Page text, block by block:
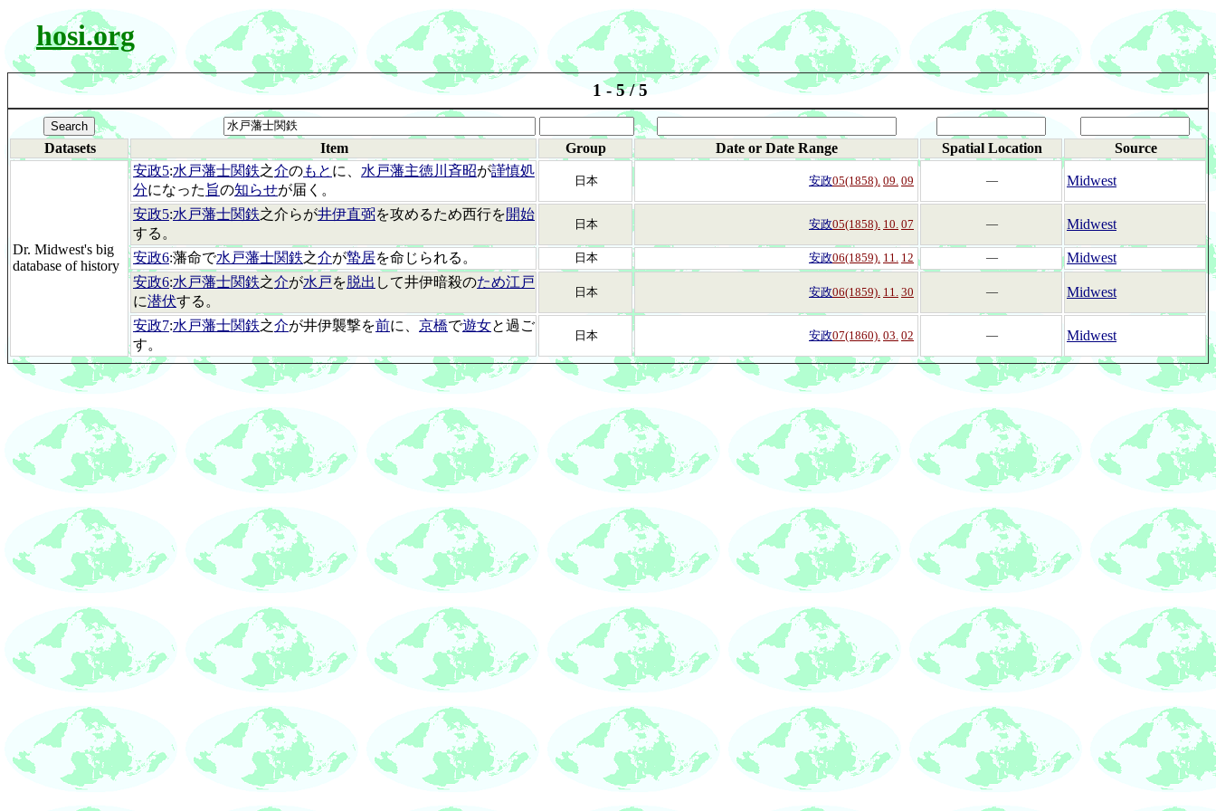
hosi.org
1 - 5 / 5
Datasets Item Group Date or Date Range Spatial Location Source
Dr. Midwest's big
database of history
安政5:水戸藩士関鉄之介のもと に、 水戸藩主徳川斉昭が謹慎処
分になった 旨の知らせが届く。
日本 安政05(1858). 09. 09 ― Midwest
安政5:水戸藩士関鉄之介らが井伊直弼を攻めるため西行を開始
する。
日本 安政05(1858). 10. 07 ― Midwest
安政6:藩命で水戸藩士関鉄之介が蟄居を命じられる。 日本 安政06(1859). 11. 12 ―
Midwest
安政6:水戸藩士関鉄之介が水戸を脱出 して井伊暗殺のため江戸
に潜伏する。
日本 安政06(1859). 11. 30 ― Midwest
安政7:水戸藩士関鉄之介が井伊襲撃を前に、 京橋で遊女と過ご
す。
日本 安政07(1860). 03. 02 ― Midwest